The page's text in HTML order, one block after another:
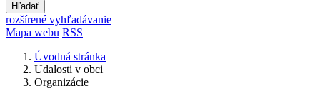
Hľadať
rozšírené vyhľadávanie
Mapa webu RSS
Úvodná stránka
Udalosti v obci
Organizácie